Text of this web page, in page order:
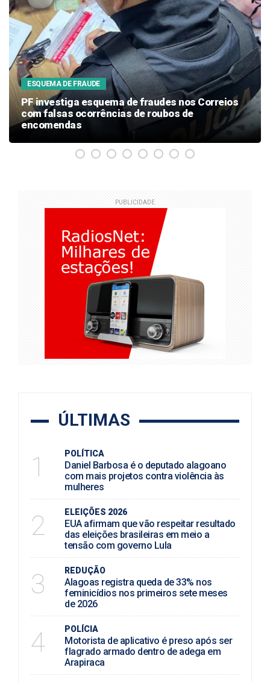
ESQUEMA DE FRAUDE
PF investiga esquema de fraudes nos Correios
com falsas ocorrências de roubos de
encomendas
PUBLICIDADE
ÚLTIMAS
1 POLÍTICA
Daniel Barbosa é o deputado alagoano
com mais projetos contra violência às
mulheres
2 ELEIÇÕES 2026
EUA afirmam que vão respeitar resultado
das eleições brasileiras em meio a
tensão com governo Lula
3 REDUÇÃO
Alagoas registra queda de 33% nos
feminicídios nos primeiros sete meses
de 2026
4 POLÍCIA
Motorista de aplicativo é preso após ser
flagrado armado dentro de adega em
Arapiraca